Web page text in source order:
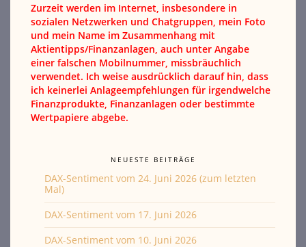
Zurzeit werden im Internet, insbesondere in
sozialen Netzwerken und Chatgruppen, mein Foto
und mein Name im Zusammenhang mit
Aktientipps/Finanzanlagen, auch unter Angabe
einer falschen Mobilnummer, missbräuchlich
verwendet. Ich weise ausdrücklich darauf hin, dass
ich keinerlei Anlageempfehlungen für irgendwelche
Finanzprodukte, Finanzanlagen oder bestimmte
Wertpapiere abgebe.
NEUESTE BEITRÄGE
DAX-Sentiment vom 24. Juni 2026 (zum letzten
Mal)
DAX-Sentiment vom 17. Juni 2026
DAX-Sentiment vom 10. Juni 2026